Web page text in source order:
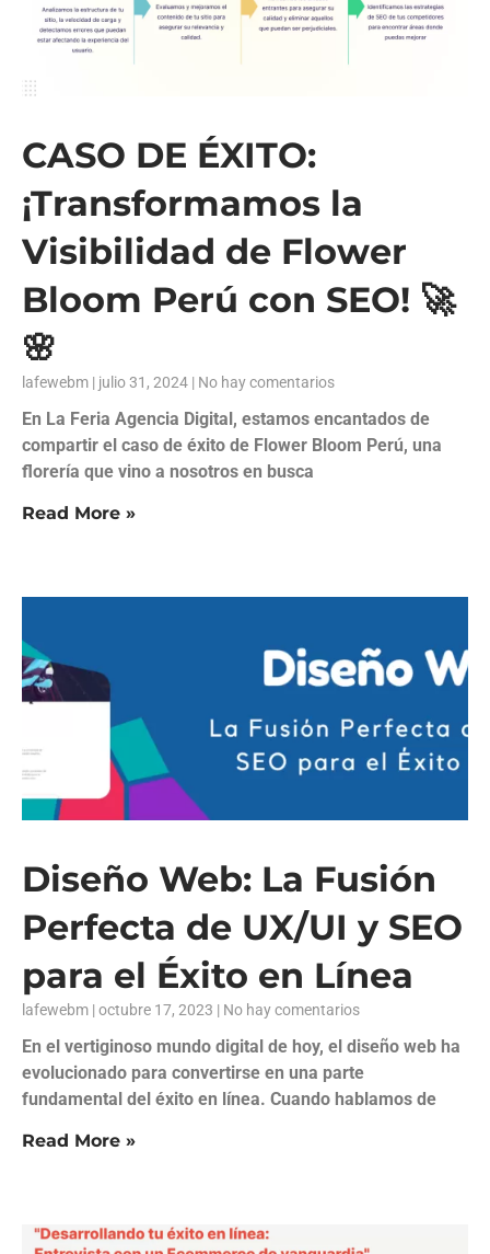
CASO DE ÉXITO:
¡Transformamos la
Visibilidad de Flower
Bloom Perú con SEO! 🚀
🌸
lafewebm julio 31, 2024 No hay comentarios
En La Feria Agencia Digital, estamos encantados de
compartir el caso de éxito de Flower Bloom Perú, una
florería que vino a nosotros en busca
Read More »
Diseño Web: La Fusión
Perfecta de UX/UI y SEO
para el Éxito en Línea
lafewebm octubre 17, 2023 No hay comentarios
En el vertiginoso mundo digital de hoy, el diseño web ha
evolucionado para convertirse en una parte
fundamental del éxito en línea. Cuando hablamos de
Read More »